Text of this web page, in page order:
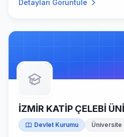
Detayları Görüntüle
İZMİR KATİP ÇELEBİ
Devlet Kurumu Üniversite